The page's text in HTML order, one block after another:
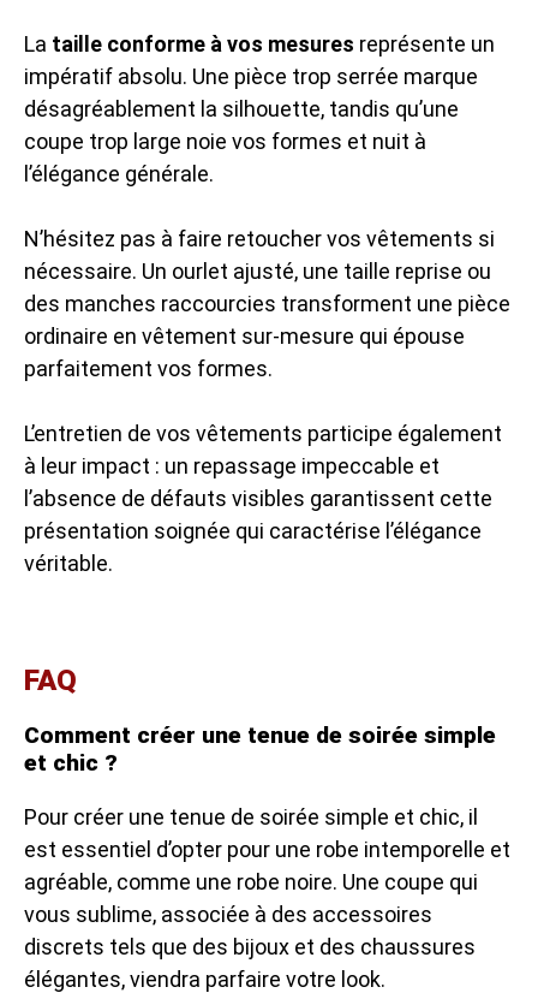
La taille conforme à vos mesures représente un
impératif absolu. Une pièce trop serrée marque
désagréablement la silhouette, tandis qu’une
coupe trop large noie vos formes et nuit à
l’élégance générale.
N’hésitez pas à faire retoucher vos vêtements si
nécessaire. Un ourlet ajusté, une taille reprise ou
des manches raccourcies transforment une pièce
ordinaire en vêtement sur-mesure qui épouse
parfaitement vos formes.
L’entretien de vos vêtements participe également
à leur impact : un repassage impeccable et
l’absence de défauts visibles garantissent cette
présentation soignée qui caractérise l’élégance
véritable.
FAQ
Comment créer une tenue de soirée simple
et chic ?
Pour créer une tenue de soirée simple et chic, il
est essentiel d’opter pour une robe intemporelle et
agréable, comme une robe noire. Une coupe qui
vous sublime, associée à des accessoires
discrets tels que des bijoux et des chaussures
élégantes, viendra parfaire votre look.